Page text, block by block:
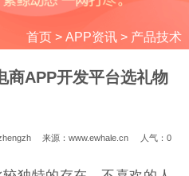
首页> APP资讯> 产品技术
商APP开发平台选礼物
来源：www.ewhale.cn 人气： 0